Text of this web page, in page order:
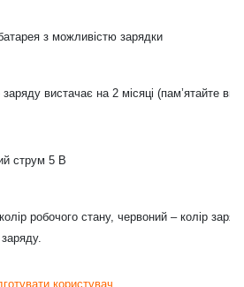
з можливістю зарядки
заряду вистачає на 2 місяці (пам’ятайте
струм 5 В
робочого стану, червоний – колір
користувач